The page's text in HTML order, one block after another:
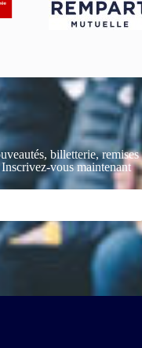
billetterie,
vous maintenant